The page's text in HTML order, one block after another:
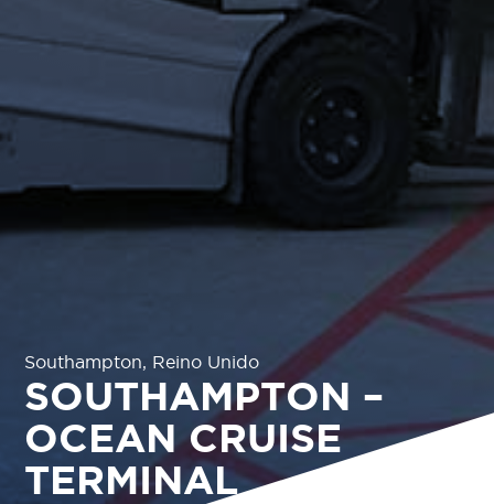
Southampton, Reino Unido
SOUTHAMPTON –
OCEAN CRUISE
TERMINAL